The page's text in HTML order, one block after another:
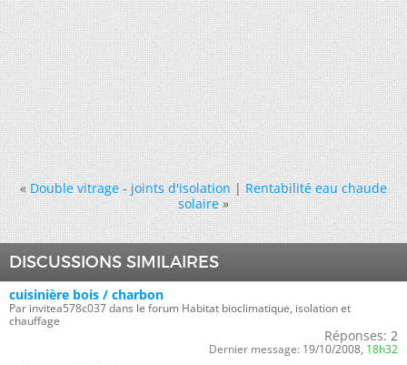
« Double vitrage - joints d'isolation|Rentabilité eau chaude
solaire »
DISCUSSIONS SIMILAIRES
cuisinière bois / charbon
Par invitea578c037 dans le forum Habitat bioclimatique, isolation et
chauffage
Réponses: 2
Dernier message: 19/10/2008, 18h32